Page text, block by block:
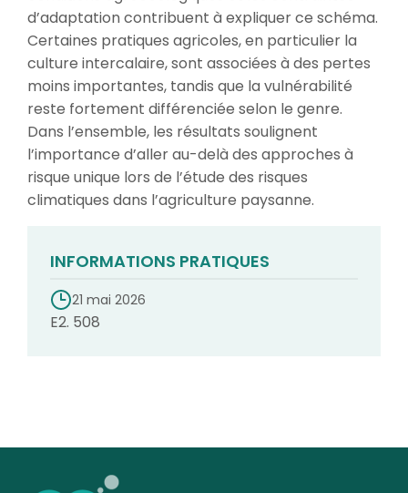
d’adaptation contribuent à expliquer ce schéma.
Certaines pratiques agricoles, en particulier la
culture intercalaire, sont associées à des pertes
moins importantes, tandis que la vulnérabilité
reste fortement différenciée selon le genre.
Dans l’ensemble, les résultats soulignent
l’importance d’aller au-delà des approches à
risque unique lors de l’étude des risques
climatiques dans l’agriculture paysanne.
INFORMATIONS PRATIQUES
21 mai 2026
E2. 508